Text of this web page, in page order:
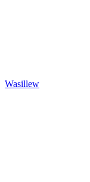
Wasillew